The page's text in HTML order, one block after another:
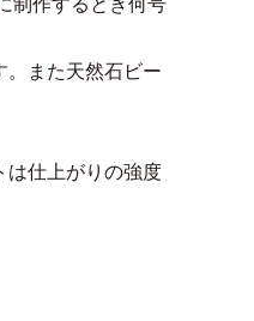
制作するとき何号
。また天然石ビー
仕上がりの強度